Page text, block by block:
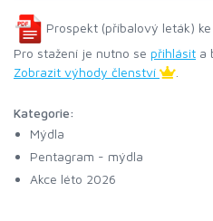
Prospekt (příbalový leták) ke
Pro stažení je nutno se přihlásit a
Zobrazit výhody členství
Kategorie:
Mýdla
Pentagram - mýdla
Akce léto 2026